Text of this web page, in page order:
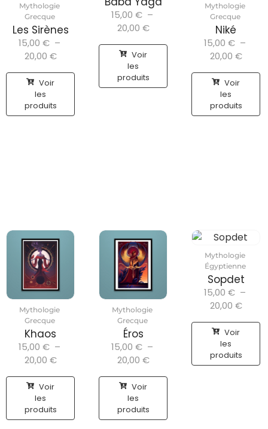
Mythologie
Grecque
Les Sirènes
15,00 € –
20,00 €
Voir
les
produits
15,00 € –
20,00 €
Voir
les
produits
Mythologie
Grecque
Niké
15,00 € –
20,00 €
Voir
les
produits
Mythologie
Grecque
Khaos
15,00 € –
20,00 €
Voir
les
produits
Mythologie
Grecque
Éros
15,00 € –
20,00 €
Voir
les
produits
Mythologie
Égyptienne
Sopdet
15,00 € –
20,00 €
Voir
les
produits